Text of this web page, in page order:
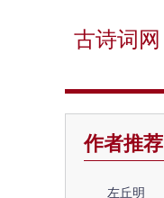
古诗词网
作者推荐
左丘明